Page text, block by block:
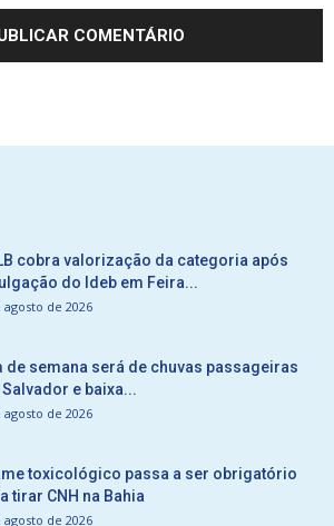
cobra valorização da categoria após
do Ideb em Feira...
agosto de 2026
de semana será de chuvas passageiras
e baixa...
agosto de 2026
toxicológico passa a ser obrigatório
tirar CNH na Bahia
agosto de 2026